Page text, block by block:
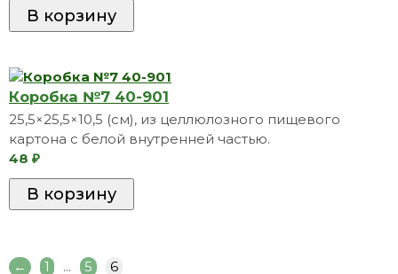
Коробкa №7 40-901
25,5×25,5×10,5 (см), из целлюлозного пищевого
картона с белой внутренней частью.
48 ₽
← 1 ... 5 6